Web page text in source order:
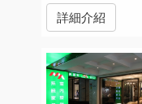
詳細介紹